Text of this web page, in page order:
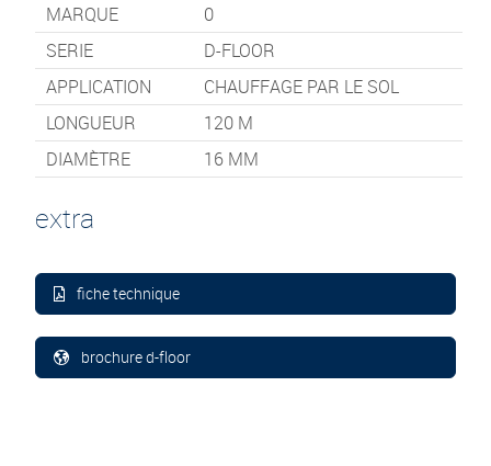
MARQUE
0
SERIE
D-FLOOR
APPLICATION
CHAUFFAGE PAR LE SOL
LONGUEUR
120 M
DIAMÈTRE
16 MM
extra
fiche technique
brochure d-floor